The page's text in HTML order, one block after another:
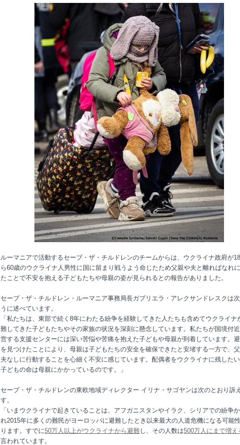
ルーマニアで活動するセーブ・ザ・チルドレンのチームからは、ウクライナ政府が
ら60歳のウクライナ人男性に国に留まり戦うよう命じたため父親や夫と離ればなれ
たことで不安を抱える子どもたちや母親の姿が見られるとの報告がありました。
セーブ・ザ・チルドレン・ルーマニア事務局長ガブリエラ・アレクサンドレスクは次
うに述べています。
「私たちは、東部で続く8年にわたる紛争を経験してきた人たちも含めてウクライナ
難してきた子どもたちやその家族の状況を深刻に懸念しています。私たちが国境付
営する支援センターには深い苦悩や苦痛を抱えた子どもや母親が到着しています。
を見つけたことにより、母親は子どもたちの安全を確保できたと安堵する一方で、
夫なしに行動することを心細く不安に感じています。配偶者をウクライナに残したい
子どもの命は母親にかかっているのです。」
セーブ・ザ・チルドレンの東欧地域ディレクター イリナ・サゴヤンは次のとおり訴
す。
「いまウクライナで起きていることは、アフガニスタンやイラク、シリアでの紛争
れ2015年に多くの難民がヨーロッパに避難したとき以来最大の人道危機になる可能
ります。すでに50万人以上がウクライナから避難し、その人数は500万人にまで増え
言われています。